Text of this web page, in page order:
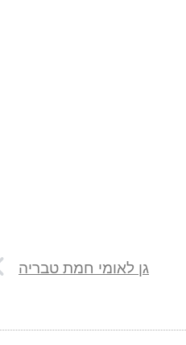
גן לאומי חמת טבריה